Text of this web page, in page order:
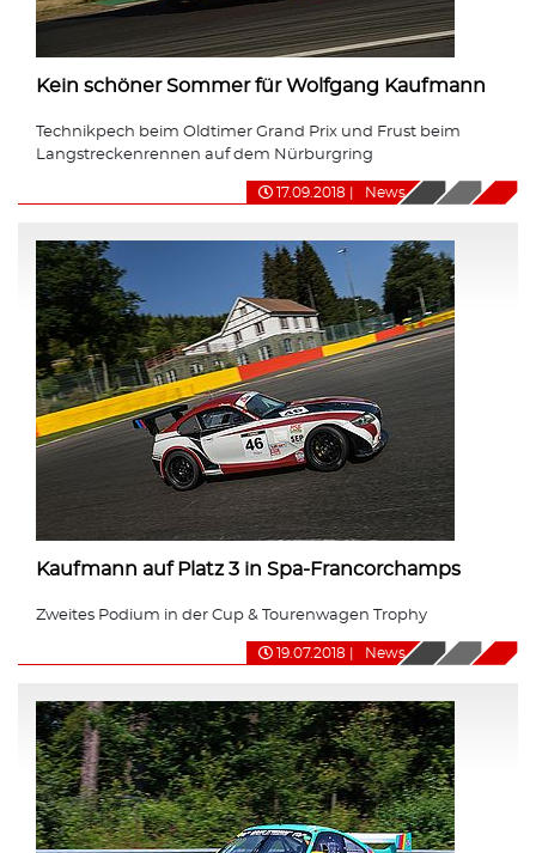
Kein schöner Sommer für Wolfgang Kaufmann
Technikpech beim Oldtimer Grand Prix und Frust beim
Langstreckenrennen auf dem Nürburgring
17.09.2018 News
Kaufmann auf Platz 3 in Spa-Francorchamps
Zweites Podium in der Cup & Tourenwagen Trophy
19.07.2018 News